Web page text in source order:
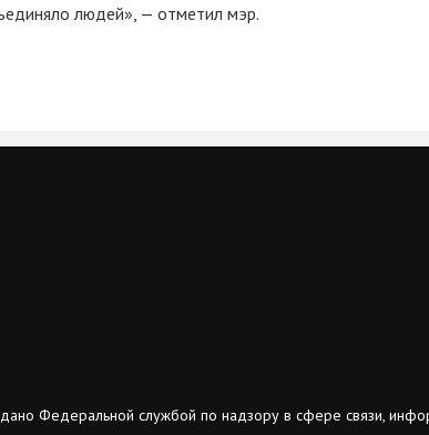
людей», — отметил мэр.
Федеральной службой по надзору в сфере связи,